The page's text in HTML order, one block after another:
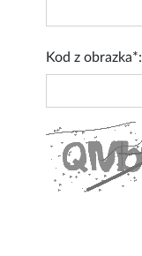
Kod z obrazka*: